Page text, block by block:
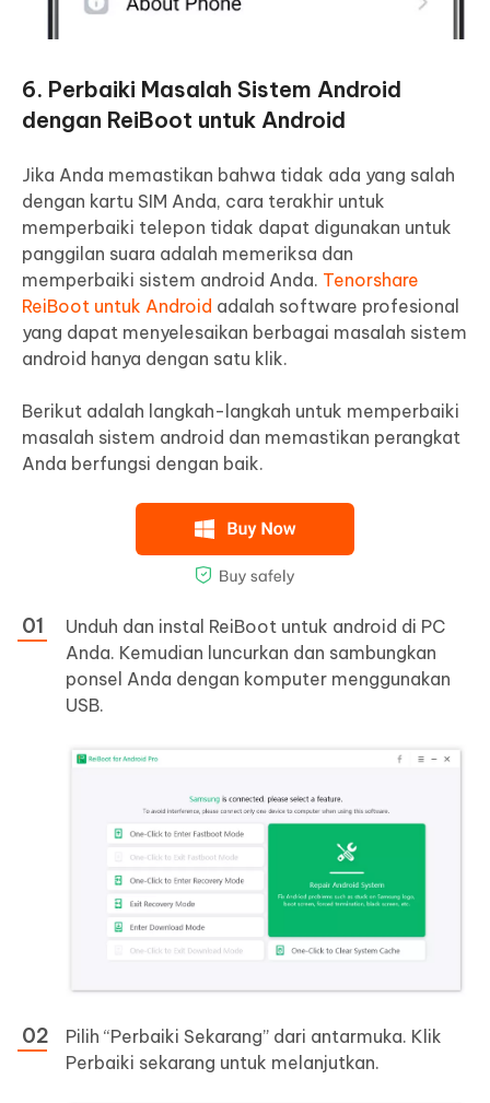
6. Perbaiki Masalah Sistem Android
dengan ReiBoot untuk Android
Jika Anda memastikan bahwa tidak ada yang salah
dengan kartu SIM Anda, cara terakhir untuk
memperbaiki telepon tidak dapat digunakan untuk
panggilan suara adalah memeriksa dan
memperbaiki sistem android Anda. Tenorshare
ReiBoot untuk Android adalah software profesional
yang dapat menyelesaikan berbagai masalah sistem
android hanya dengan satu klik.
Berikut adalah langkah-langkah untuk memperbaiki
masalah sistem android dan memastikan perangkat
Anda berfungsi dengan baik.
Unduh dan instal ReiBoot untuk android di PC
Anda. Kemudian luncurkan dan sambungkan
ponsel Anda dengan komputer menggunakan
USB.
Pilih “Perbaiki Sekarang” dari antarmuka. Klik
Perbaiki sekarang untuk melanjutkan.